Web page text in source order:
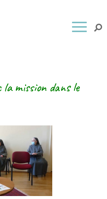
la mission dans le